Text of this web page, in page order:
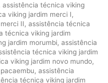
assistência técnica viking
viking jardim merci I,
II, assistência técnica
técnica viking jardim
jardim morumbi, assistência
técnica viking jardim
viking jardim novo mundo,
, assistência
técnica viking jardim